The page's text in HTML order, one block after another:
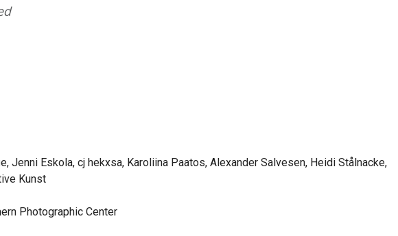
Jenni Eskola, cj hekxsa, Karoliina Paatos, Alexander Salvesen, Heidi Stålnacke,
Kunst
Photographic Center